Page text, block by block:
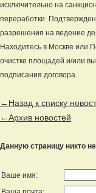
исключительно на
переработки.
разрешения на ведение
Находитесь в Москве или
очистке площадей и/или
подписания договора.
←Назад к списку
←Архив новостей
Данную страницу никто
Ваше имя: